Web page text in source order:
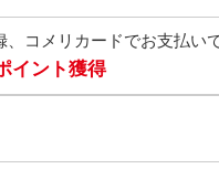
、コメリカードでお支払い
イント獲得